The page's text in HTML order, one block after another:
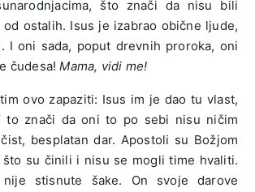
što znači da nisu bili
ostalih. Isus je izabrao obične ljude,
I oni sada, poput drevnih proroka, oni
čudesa!Mama, vidi me!
ovo zapaziti: Isus im je dao tu vlast,
to znači da oni to po sebi nisu ničim
besplatan dar. Apostoli su Božjom
su činili i nisu se mogli time hvaliti.
nije stisnute šake. On svoje darove